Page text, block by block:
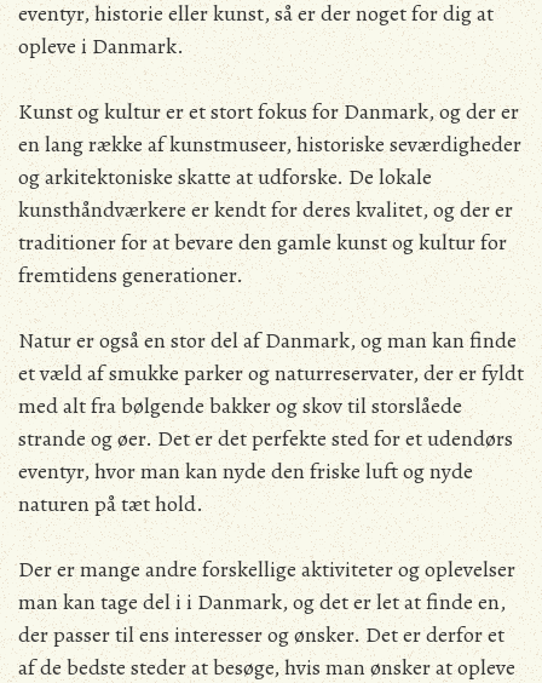
eventyr, historie eller kunst, så er der noget for dig at
opleve i Danmark.
Kunst og kultur er et stort fokus for Danmark, og der er
en lang række af kunstmuseer, historiske seværdigheder
og arkitektoniske skatte at udforske. De lokale
kunsthåndværkere er kendt for deres kvalitet, og der er
traditioner for at bevare den gamle kunst og kultur for
fremtidens generationer.
Natur er også en stor del af Danmark, og man kan finde
et væld af smukke parker og naturreservater, der er fyldt
med alt fra bølgende bakker og skov til storslåede
strande og øer. Det er det perfekte sted for et udendørs
eventyr, hvor man kan nyde den friske luft og nyde
naturen på tæt hold.
Der er mange andre forskellige aktiviteter og oplevelser
man kan tage del i i Danmark, og det er let at finde en,
der passer til ens interesser og ønsker. Det er derfor et
af de bedste steder at besøge, hvis man ønsker at opleve